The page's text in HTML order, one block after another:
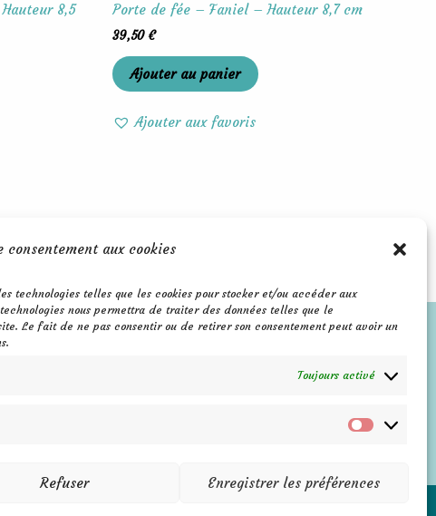
consentement aux cookies
technologies telles que les cookies pour stocker et/ou accéder aux
nous permettra de traiter des données telles que le
Le fait de ne pas consentir ou de retirer son consentement peut avoir un
Toujours activé
Refuser Enregistrer les préférences
8,5
Porte de fée – Faniel – Hauteur 8,7 cm
39,50€
Ajouter au panier
Ajouter aux favoris
F
f
P
t
I
t
g
r